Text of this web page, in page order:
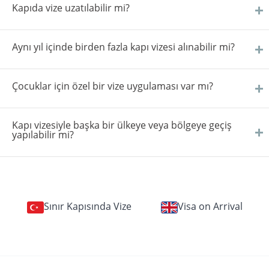
Kapıda vize uzatılabilir mi?
Aynı yıl içinde birden fazla kapı vizesi alınabilir mi?
Çocuklar için özel bir vize uygulaması var mı?
Kapı vizesiyle başka bir ülkeye veya bölgeye geçiş
yapılabilir mi?
Sınır Kapısında Vize Visa on Arrival